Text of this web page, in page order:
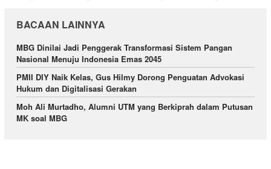
BACAAN LAINNYA
MBG Dinilai Jadi Penggerak Transformasi Sistem Pangan
Nasional Menuju Indonesia Emas 2045
PMII DIY Naik Kelas, Gus Hilmy Dorong Penguatan Advokasi
Hukum dan Digitalisasi Gerakan
Moh Ali Murtadho, Alumni UTM yang Berkiprah dalam Putusan
MK soal MBG